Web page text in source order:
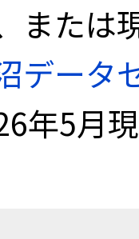
または
データ
年5月